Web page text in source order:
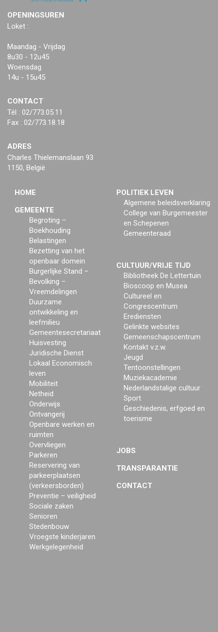
OPENINGSUREN
Loket :
Maandag - Vrijdag
8u30 - 12u45
Woensdag
14u - 15u45
CONTACT
Tél : 02/773.05.11
Fax : 02/773.18.18
ADRES
Charles Thielemanslaan 93
1150, België
HOME
GEMEENTE
Begroting –
Boekhouding
Belastingen
Bezetting van het
openbaar domein
Burgerlijke Stand –
Bevolking –
Vreemdelingen
Duurzame
ontwikkeling en
leefmilieu
Gemeentesecretariaat
Huisvesting
Juridische Dienst
Lokaal Economisch
leven
Mobiliteit
Netheid
Onderwijs
Ontvangerij
Openbare werken en
ruimten
Overvliegen
Parkeren
Reservering van
parkeerplaatsen
(verkeersborden)
Preventie – veiligheid
Sociale zaken
Senioren
Stedenbouw
Vroegste kinderjaren
Werkgelegenheid
POLITIEK LEVEN
Algemene beleidsverklaring
College van Burgemeester
en Schepenen
Gemeenteraad
CULTUUR/VRIJE TIJD
Bibliotheek De Lettertuin
Bioscoop en Musea
Cultureel en
Congrescentrum
Erediensten
Gelinkte websites
Gemeenschapscentrum
Kontakt v.z.w.
Jeugd
Tentoonstellingen
Muziekacademie
Nederlandstalige cultuur
Sport
Geschiedenis, erfgoed en
toerisme
JOBS
TRANSPARANTIE
CONTACT